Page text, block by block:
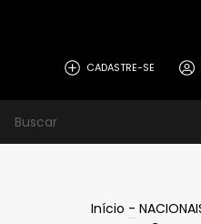
CADASTRE-SE
Início -